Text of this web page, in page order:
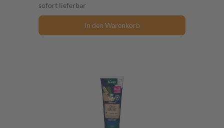
sofort lieferbar
In den Warenkorb